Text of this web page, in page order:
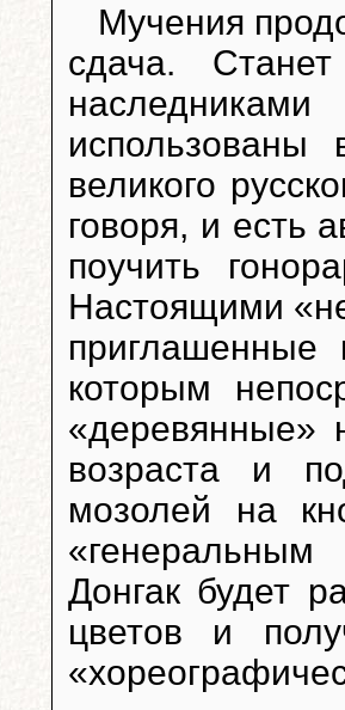
Мучения
сдача.
использованы
великого
говоря, и есть
поучить
Настоящими
приглашенные
которым
«деревянные»
возраста и
мозолей на
Донгак будет
цветов и